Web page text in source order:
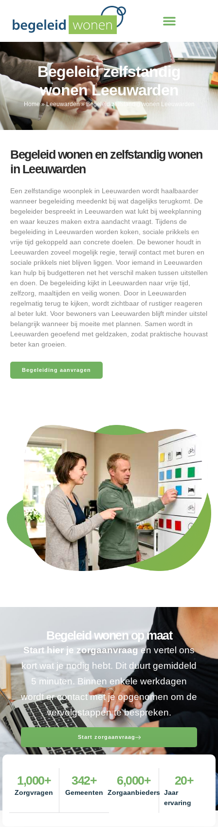
Begeleid zelfstandig
wonen Leeuwarden
Home»Leeuwarden»Begeleid zelfstandig wonen Leeuwarden
Begeleid wonen en zelfstandig wonen
in Leeuwarden
Een zelfstandige woonplek in Leeuwarden wordt haalbaarder
wanneer begeleiding meedenkt bij wat dagelijks terugkomt. De
begeleider bespreekt in Leeuwarden wat lukt bij weekplanning
en waar keuzes maken extra aandacht vraagt. Tijdens de
begeleiding in Leeuwarden worden koken, sociale prikkels en
vrije tijd gekoppeld aan concrete doelen. De bewoner houdt in
Leeuwarden zoveel mogelijk regie, terwijl contact met buren en
sociale prikkels niet blijven liggen. Voor iemand in Leeuwarden
kan hulp bij budgetteren net het verschil maken tussen uitstellen
en doen. De begeleiding kijkt in Leeuwarden naar vrije tijd,
zelfzorg, maaltijden en veilig wonen. Door in Leeuwarden
regelmatig terug te kijken, wordt zichtbaar of rustiger reageren
al beter lukt. Voor bewoners van Leeuwarden blijft minder uitstel
belangrijk wanneer bij moeite met plannen. Samen wordt in
Leeuwarden geoefend met geldzaken, zodat praktische houvast
beter kan groeien.
Begeleiding aanvragen
Begeleid wonen op maat
Start hier je zorgaanvraagen vertel ons
kort wat je nodig hebt. Dit duurt gemiddeld
5 minuten. Binnen enkele werkdagen
wordt er contact met je opgenomen om de
vervolgstappen te bespreken.
Start zorgaanvraag
Zorgvragen
1,000+
Gemeenten
342+
Zorgaanbieders
6,000+
Jaar
ervaring
20+